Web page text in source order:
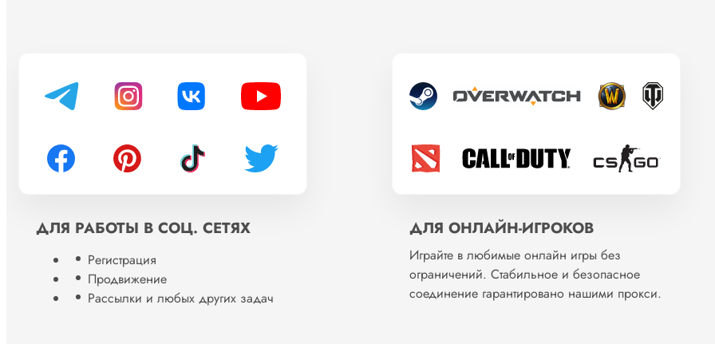
ДЛЯ РАБОТЫ В СОЦ. СЕТЯХ
Регистрация
Продвижение
Рассылки и любых других задач
ДЛЯ ОНЛАЙН-ИГРОКОВ
Играйте в любимые онлайн игры без
ограничений. Стабильное и безопасное
соединение гарантировано нашими прокси.